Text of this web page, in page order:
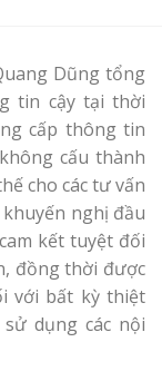
Dũng tổng
tin cậy tại thời
cấp thông tin
cấu thành
cho các tư vấn
nghị đầu
kết tuyệt đối
đồng thời được
với bất kỳ thiệt
dụng các nội